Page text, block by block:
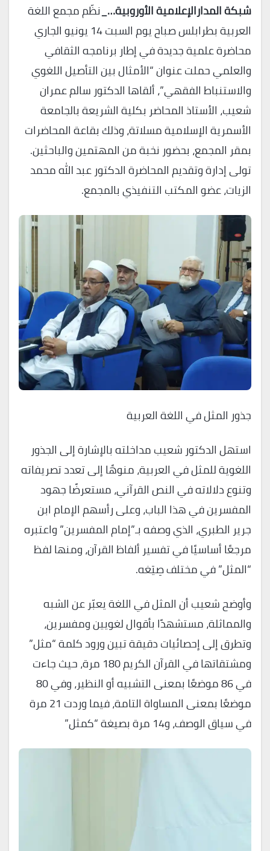
شبكة المدارالإعلامية الأوروبية…_نظّم مجمع اللغة
العربية بطرابلس صباح يوم السبت 14 يونيو الجاري
محاضرة علمية جديدة في إطار برنامجه الثقافي
والعلمي حملت عنوان “الأمثال بين التأصيل اللغوي
والاستنباط الفقهي”، ألقاها الدكتور سالم عمران
شعيب، الأستاذ المحاضر بكلية الشريعة بالجامعة
الأسمرية الإسلامية مسلاتة، وذلك بقاعة المحاضرات
بمقر المجمع، بحضور نخبة من المهتمين والباحثين.
تولى إدارة وتقديم المحاضرة الدكتور عبد الله محمد
الزيات، عضو المكتب التنفيذي بالمجمع.
جذور المثل في اللغة العربية
استهل الدكتور شعيب مداخلته بالإشارة إلى الجذور
اللغوية للمثل في العربية، منوهًا إلى تعدد تصريفاته
وتنوع دلالاته في النص القرآني، مستعرضًا جهود
المفسرين في هذا الباب، وعلى رأسهم الإمام ابن
جرير الطبري، الذي وصفه بـ”إمام المفسرين” واعتبره
مرجعًا أساسيًا في تفسير ألفاظ القرآن، ومنها لفظ
“المثل” في مختلف صِيَغه.
وأوضح شعيب أن المثل في اللغة يعبّر عن الشبه
والمماثلة، مستشهدًا بأقوال لغويين ومفسرين،
وتطرق إلى إحصائيات دقيقة تبين ورود كلمة “مثل”
ومشتقاتها في القرآن الكريم 180 مرة، حيث جاءت
في 86 موضعًا بمعنى التشبيه أو النظير، وفي 80
موضعًا بمعنى المساواة التامة، فيما وردت 21 مرة
في سياق الوصف، و14 مرة بصيغة “كمثل”